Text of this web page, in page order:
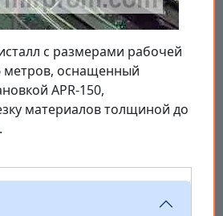
с размерами рабочей
метров, оснащенный
APR-150,
материалов толщиной до